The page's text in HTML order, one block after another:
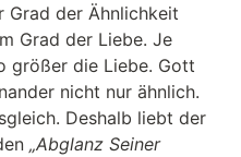
Grad der Ähnlichkeit
Grad der Liebe. Je
größer die Liebe. Gott
nicht nur ähnlich.
Deshalb liebt der
„Abglanz Seiner